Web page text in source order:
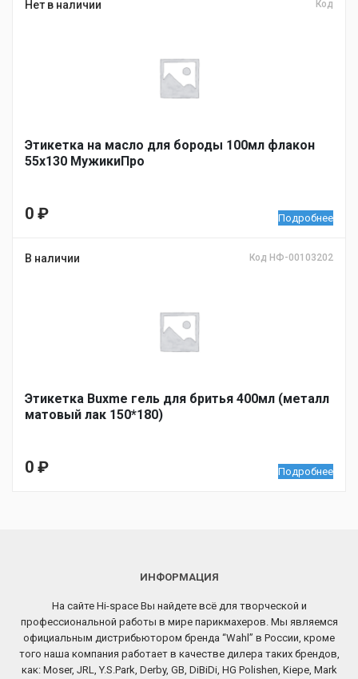
Нет в наличии Код
Этикетка на масло для бороды 100мл флакон
55х130 МужикиПро
0 ₽ Подробнее
В наличии Код НФ-00103202
Этикетка Buxme гель для бритья 400мл (металл
матовый лак 150*180)
0 ₽ Подробнее
ИНФОРМАЦИЯ
На сайте Hi-space Вы найдете всё для творческой и
профессиональной работы в мире парикмахеров. Мы являемся
официальным дистрибьютором бренда “Wahl” в России, кроме
того наша компания работает в качестве дилера таких брендов,
как: Moser, JRL, Y.S.Park, Derby, GB, DiBiDi, HG Polishen, Kiepe, Mark